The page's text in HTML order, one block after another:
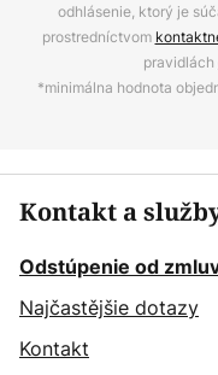
odhlásenie, ktorý je
prostredníctvom
pravidlách
*minimálna hodnota
Kontakt a
Odstúpenie od
Najčastějšie dotazy
Kontakt